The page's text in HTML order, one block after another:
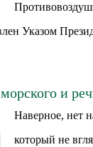
Указом
и
Наверное, нет
который не